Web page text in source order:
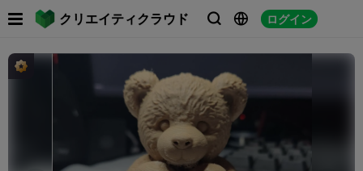
クリエイティクラウド   ログイン
 